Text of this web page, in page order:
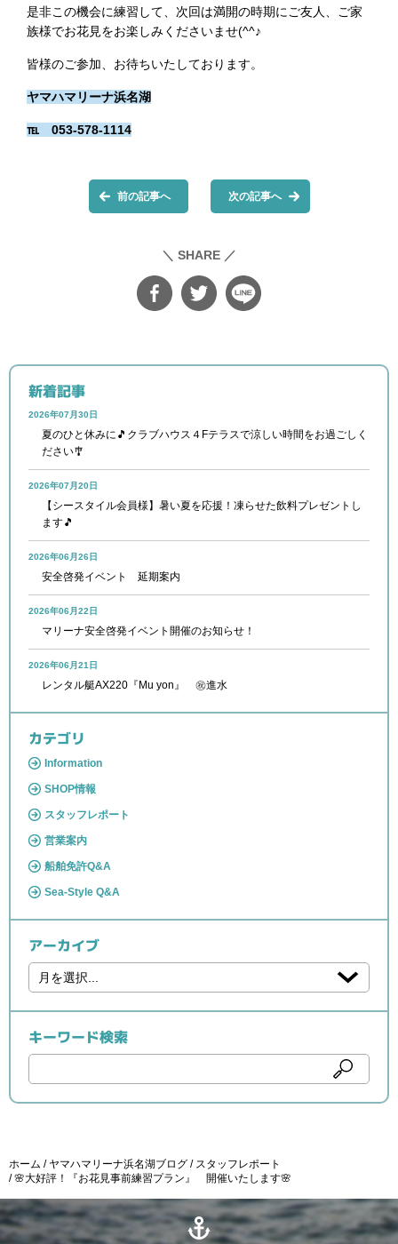
是非この機会に練習して、次回は満開の時期にご友人、ご家
族様でお花見をお楽しみくださいませ(^^♪
皆様のご参加、お待ちいたしております。
ヤマハマリーナ浜名湖
℡ 053-578-1114
前の記事へ 次の記事へ
＼ SHARE ／
新着記事
2026年07月30日
夏のひと休みに🎵クラブハウス４Fテラスで涼しい時間をお過ごしく
ださい🎐
2026年07月20日
【シースタイル会員様】暑い夏を応援！凍らせた飲料プレゼントし
ます🎵
2026年06月26日
安全啓発イベント 延期案内
2026年06月22日
マリーナ安全啓発イベント開催のお知らせ！
2026年06月21日
レンタル艇AX220『Mu yon』 ㊗進水
カテゴリ
Information
SHOP情報
スタッフレポート
営業案内
船舶免許Q&A
Sea-Style Q&A
アーカイブ
キーワード検索
ホーム ヤマハマリーナ浜名湖ブログ
スタッフレポート
🌸大好評！『お花見事前練習プラン』 開催いたします🌸